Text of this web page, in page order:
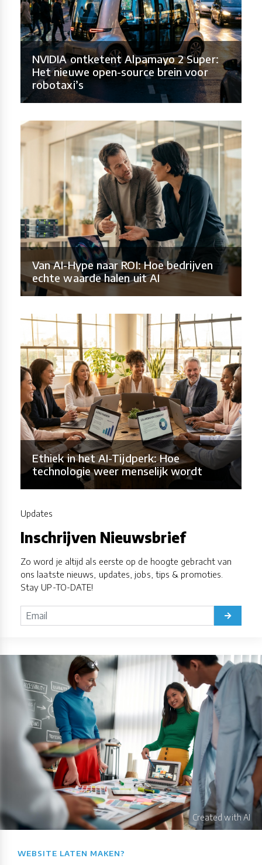
NVIDIA ontketent Alpamayo 2 Super:
Het nieuwe open-source brein voor
robotaxi’s
Van AI-Hype naar ROI: Hoe bedrijven
echte waarde halen uit AI
Ethiek in het AI-Tijdperk: Hoe
technologie weer menselijk wordt
Updates
Inschrijven Nieuwsbrief
Zo word je altijd als eerste op de hoogte gebracht van
ons laatste nieuws, updates, jobs, tips & promoties.
Stay UP-TO-DATE!
WEBSITE LATEN MAKEN?​​​​​​​​​​​​​​